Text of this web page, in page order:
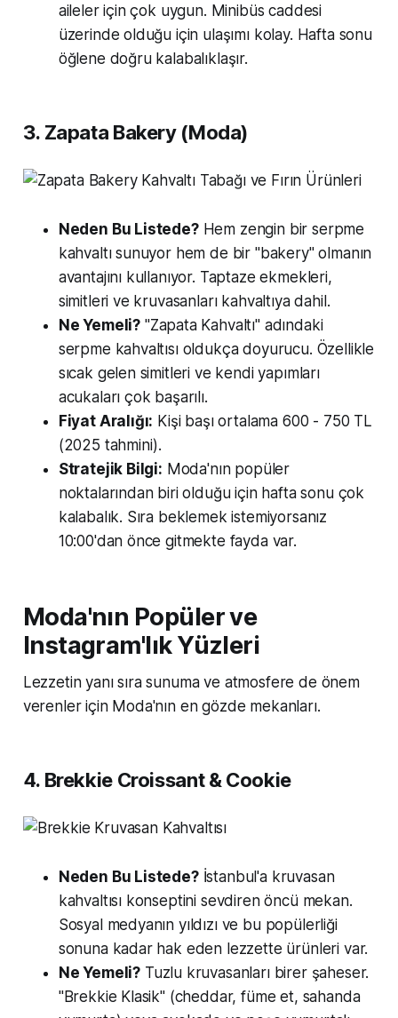
aileler için çok uygun. Minibüs caddesi
üzerinde olduğu için ulaşımı kolay. Hafta sonu
öğlene doğru kalabalıklaşır.
3. Zapata Bakery (Moda)
Neden Bu Listede?Hem zengin bir serpme
kahvaltı sunuyor hem de bir "bakery" olmanın
avantajını kullanıyor. Taptaze ekmekleri,
simitleri ve kruvasanları kahvaltıya dahil.
Ne Yemeli? "Zapata Kahvaltı" adındaki
serpme kahvaltısı oldukça doyurucu. Özellikle
sıcak gelen simitleri ve kendi yapımları
acukaları çok başarılı.
Fiyat Aralığı: Kişi başı ortalama 600 - 750 TL
(2025 tahmini).
Stratejik Bilgi: Moda'nın popüler
noktalarından biri olduğu için hafta sonu çok
kalabalık. Sıra beklemek istemiyorsanız
10:00'dan önce gitmekte fayda var.
Moda'nın Popüler ve
Instagram'lık Yüzleri
Lezzetin yanı sıra sunuma ve atmosfere de önem
verenler için Moda'nın en gözde mekanları.
4. Brekkie Croissant & Cookie
Neden Bu Listede?İstanbul'a kruvasan
kahvaltısı konseptini sevdiren öncü mekan.
Sosyal medyanın yıldızı ve bu popülerliği
sonuna kadar hak eden lezzette ürünleri var.
Ne Yemeli? Tuzlu kruvasanları birer şaheser.
"Brekkie Klasik" (cheddar, füme et, sahanda